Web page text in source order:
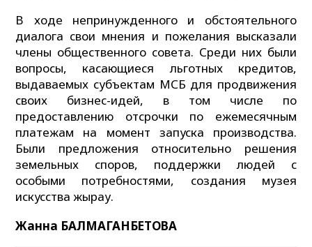
В ходе непринужденного и обстоятельного
диалога свои мнения и пожелания высказали
члены общественного совета. Среди них были
вопросы, касающиеся льготных кредитов,
выдаваемых субъектам МСБ для продвижения
своих бизнес-идей, в том числе по
предоставлению отсрочки по ежемесячным
платежам на момент запуска производства.
Были предложения относительно решения
земельных споров, поддержки людей с
особыми потребностями, создания музея
искусства жырау.
Жанна БАЛМАГАНБЕТОВА